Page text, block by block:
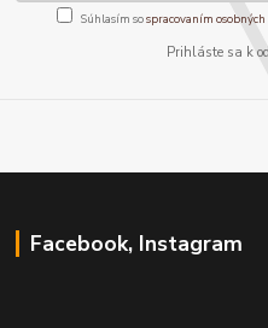
Súhlasím sospracovaním
Prihláste sa k
Facebook, Instagram